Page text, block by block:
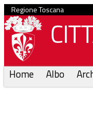
Regione Toscana
Home Albo